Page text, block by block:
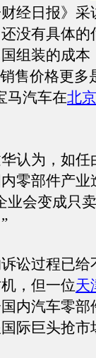
经日报》采
没有具体的
组装的成本
售价格更多
马汽车在北京
为，如任
零部件产业
业会变成只
过程已给
，但一位天
内汽车零部
际巨头抢市